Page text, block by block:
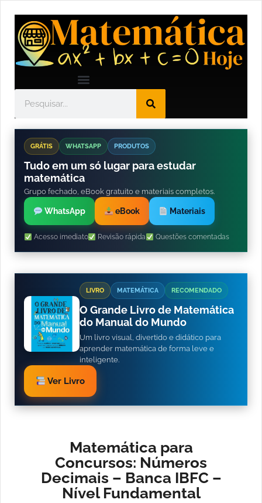
GRÁTIS WHATSAPP PRODUTOS
Tudo em um só lugar para estudar
matemática
Grupo fechado, eBook gratuito e materiais completos.
WhatsApp eBook Materiais
Acesso imediato Revisão rápida Questões comentadas
LIVRO MATEMÁTICA RECOMENDADO
O Grande Livro de Matemática
do Manual do Mundo
Um livro visual, divertido e didático para
aprender matemática de forma leve e
inteligente.
Ver Livro
Matemática para
Concursos: Números
Decimais – Banca IBFC –
Nível Fundamental